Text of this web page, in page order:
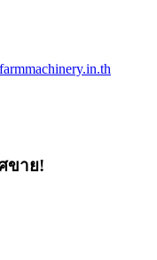
ขาย!